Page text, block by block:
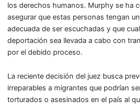
los derechos humanos. Murphy se ha
asegurar que estas personas tengan
adecuada de ser escuchadas y que
deportación sea llevada a cabo con
por el debido proceso.
La reciente decisión del juez busca
irreparables a migrantes que podrían
torturados o asesinados en el país al